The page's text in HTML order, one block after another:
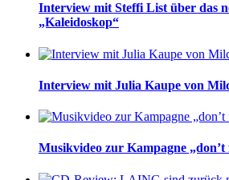
Interview mit Steffi List über das
„Kaleidoskop“
Interview mit Julia Kaupe von
Musikvideo zur Kampagne